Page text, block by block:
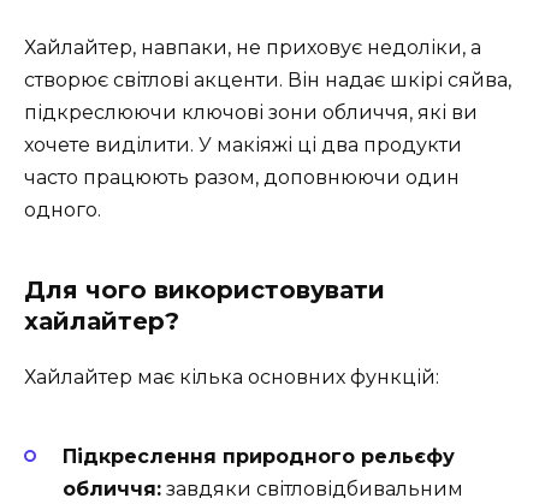
Хайлайтер, навпаки, не приховує недоліки, а
створює світлові акценти. Він надає шкірі сяйва,
підкреслюючи ключові зони обличчя, які ви
хочете виділити. У макіяжі ці два продукти
часто працюють разом, доповнюючи один
одного.
Для чого використовувати
хайлайтер?
Хайлайтер має кілька основних функцій:
Підкреслення природного рельєфу
обличчя: завдяки світловідбивальним